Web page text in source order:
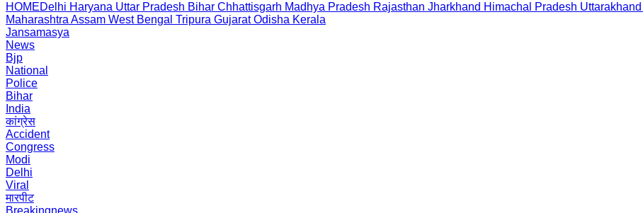
HOMEDelhi Haryana Uttar Pradesh Bihar Chhattisgarh Madhya Pradesh Rajasthan Jharkhand Himachal Pradesh Uttarakhand
Maharashtra Assam West Bengal Tripura Gujarat Odisha Kerala
Jansamasya
News
Bjp
National
Police
Bihar
India
कांग्रेस
Accident
Congress
Modi
Delhi
Viral
मारपीट
Breakingnews